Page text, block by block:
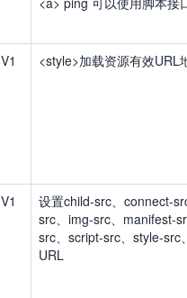
V1 <style>加载资源有效URL
V1
设置child-src、connect-
src、img-src、manifest-
src、script-src、style-src
URL